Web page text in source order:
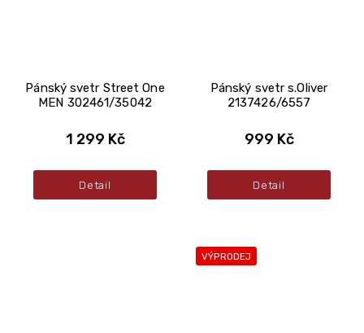
Pánský svetr Street One
MEN 302461/35042
1 299 Kč
Detail
Pánský svetr s.Oliver
2137426/6557
999 Kč
Detail
VÝPRODEJ